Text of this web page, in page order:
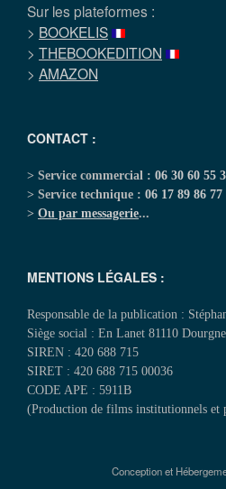
Sur les plateformes :
> BOOKELIS
> THEBOOKEDITION
> AMAZON
CONTACT :
> Service commercial : 06 30 60 55
> Service technique : 06 17 89 86 77
> Ou par messagerie...
MENTIONS LÉGALES :
Responsable de la publication :
Siège social : En Lanet 81110
SIREN : 420 688 715
SIRET : 420 688 715 00036
CODE APE : 5911B
(Production de films institutionnels et
Conception et